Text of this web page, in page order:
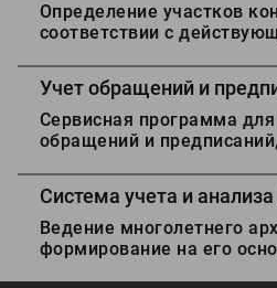
Определение участков
соответствии с
отчетности о состоянии
дорог.
Учет обращений и
Сервисная программа
обращений и
мероприятий, получение
отчетности.
Система учета и
Ведение многолетнего
формирование на его